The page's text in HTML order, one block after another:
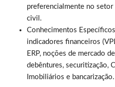
preferencialmente no
civil.
Conhecimentos
indicadores financeiros
ERP, noções de mercado
debêntures, securitização,
Imobiliários e bancarização.